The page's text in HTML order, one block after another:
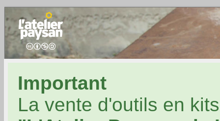
Important
La vente d'outils en